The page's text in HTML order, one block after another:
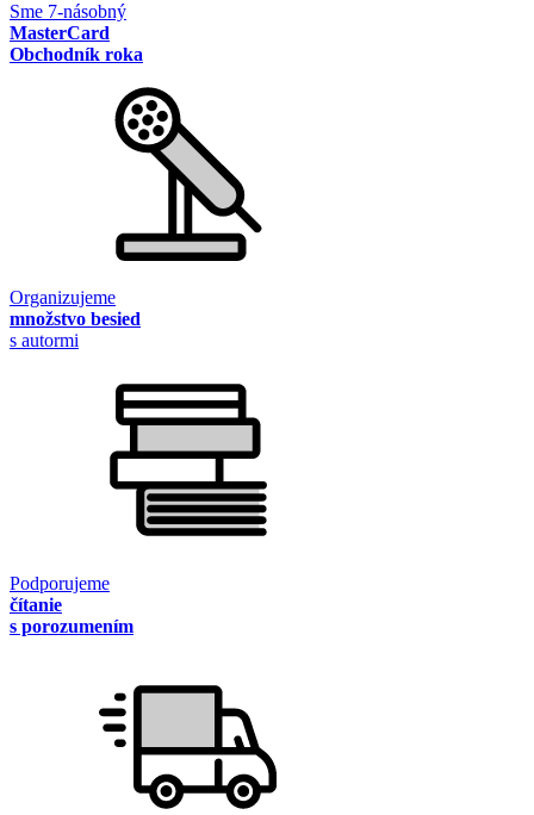
Sme 7-násobný
MasterCard
Obchodník roka
Organizujeme
množstvo besied
s autormi
Podporujeme
čítanie
s porozumením